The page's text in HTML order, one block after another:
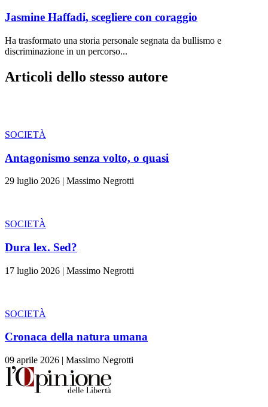
Jasmine Haffadi, scegliere con coraggio
Ha trasformato una storia personale segnata da bullismo e
discriminazione in un percorso...
Articoli dello stesso autore
SOCIETÀ
Antagonismo senza volto, o quasi
29 luglio 2026 | Massimo Negrotti
SOCIETÀ
Dura lex. Sed?
17 luglio 2026 | Massimo Negrotti
SOCIETÀ
Cronaca della natura umana
09 aprile 2026 | Massimo Negrotti